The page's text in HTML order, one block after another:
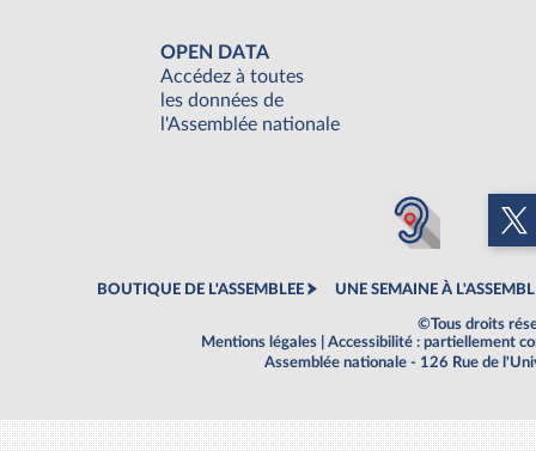
OPEN DATA
Accédez à toutes
les données de
l'Assemblée nationale
BOUTIQUE DE L'ASSEMBLEE UNE SEMAINE À
©Tous droits
Mentions légales
Accessibilité : partiellement
Assemblée nationale - 126 Rue de